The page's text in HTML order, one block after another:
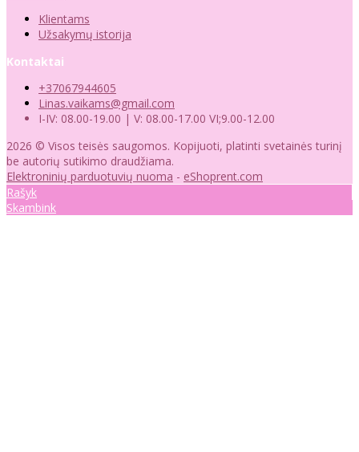
Klientams
Užsakymų istorija
Kontaktai
+37067944605
Linas.vaikams@gmail.com
I-IV: 08.00-19.00 | V: 08.00-17.00 VI;9.00-12.00
2026 © Visos teisės saugomos. Kopijuoti, platinti svetainės turinį
be autorių sutikimo draudžiama.
Elektroninių parduotuvių nuoma - eShoprent.com
Rašyk
Skambink